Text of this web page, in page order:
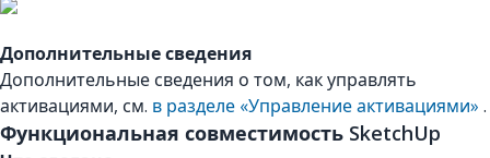
Дополнительные сведения
Дополнительные сведения о том, как управлять
активациями, см. в разделе «Управление активациями» .
Функциональная совместимость SketchUp